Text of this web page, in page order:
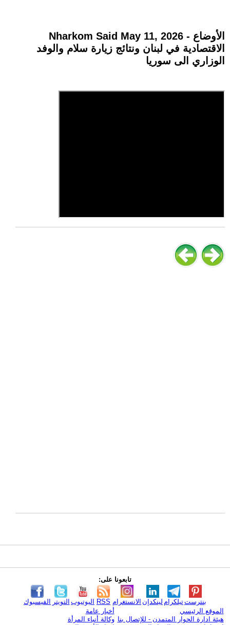
Nharkom Said May 11, 2026 - الأوضاع
الاقتصادية في لبنان ونتائج زيارة سلام والوفد
الوزاري الى سوريا
تابعونا على:
الفيسبوك التويتر اليوتيوب RSS الانستغرام لينكدإن تيلكرامبنترست
الموقع الرئيسي
هيئة ادارة الحوار المتمدن - للإتصال بنا
أخبار عامة
وكالة أنباء المرأة